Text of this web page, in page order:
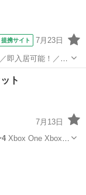
提携サイト 7月23日
即入居可能！／伊
ト
7月13日
4Xbox One Xbox